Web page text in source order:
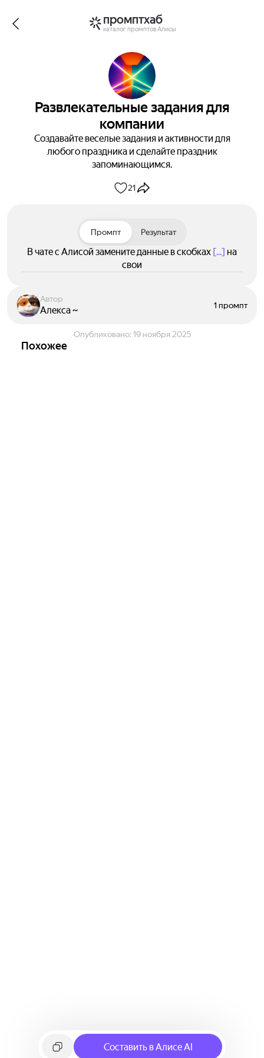
промптхаб
каталог промптов Алисы
Развлекательные задания для
компании
Создавайте веселые задания и активности для
любого праздника и сделайте праздник
запоминающимся.
21
Промпт Результат
В чате с Алисой замените данные в скобках [...] на
свои
Автор
Алекса ~ 1 промпт
Опубликовано: 19 ноября 2025
Похожее
Составить в Алисе AI